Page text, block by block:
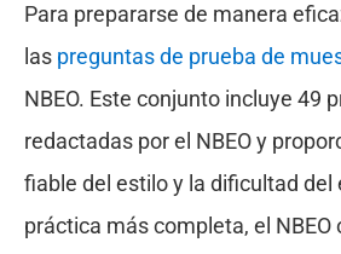
Para prepararse de manera
las preguntas de prueba de
NBEO. Este conjunto incluye 49
redactadas por el NBEO y
fiable del estilo y la dificultad del
práctica más completa, el NBEO